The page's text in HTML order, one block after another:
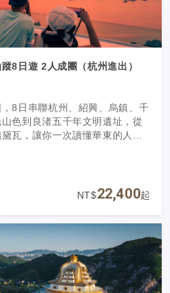
8日遊 2人成團（杭州進出）
8日串聯杭州、紹興、烏鎮、千
色到良渚五千年文明遺址，從
瓦，讓你一次讀懂華東的人文
NT$22,400起